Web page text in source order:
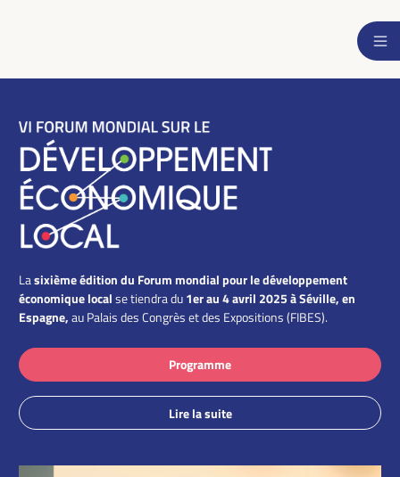
La sixième édition du Forum mondial pour le développement
économique local se tiendra du 1er au 4 avril 2025 à Séville, en
Espagne, au Palais des Congrès et des Expositions (FIBES).
Programme
Lire la suite